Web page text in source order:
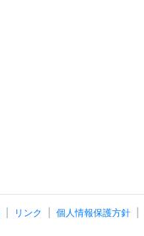
リンク 個人情報保護方針